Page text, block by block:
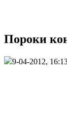
Пороки
9-04-2012,